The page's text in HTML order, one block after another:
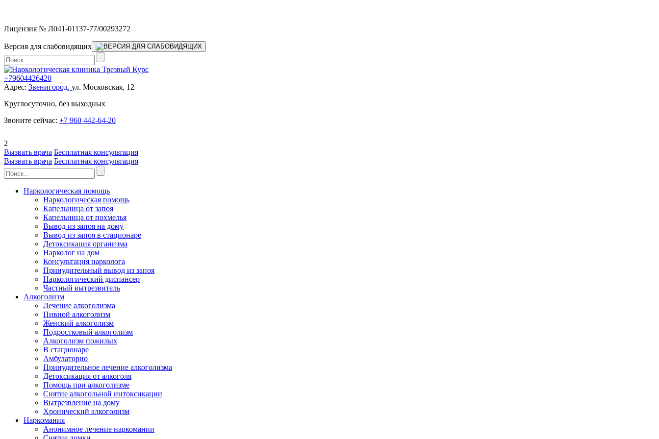
Лицензия № Л041-01137-77/00293272
Версия для слабовидящих
+79604426420
Адрес: Звенигород, ул. Московская, 12
Круглосуточно, без выходных
Звоните сейчас: +7 960 442-64-20
2
Вызвать врача Бесплатная консультация
Вызвать врача Бесплатная консультация
Наркологическая помощь
Наркологическая помощь
Капельница от запоя
Капельница от похмелья
Вывод из запоя на дому
Вывод из запоя в стационаре
Детоксикация организма
Нарколог на дом
Консультация нарколога
Принудительный вывод из запоя
Наркологический диспансер
Частный вытрезвитель
Алкоголизм
Лечение алкоголизма
Пивной алкоголизм
Женский алкоголизм
Подростковый алкоголизм
Алкоголизм пожилых
В стационаре
Амбулаторно
Принудительное лечение алкоголизма
Детоксикация от алкоголя
Помощь при алкоголизме
Снятие алкогольной интоксикации
Вытрезвление на дому
Хронический алкоголизм
Наркомания
Анонимное лечение наркомании